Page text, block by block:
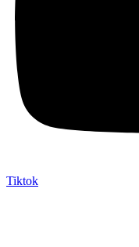
Tiktok